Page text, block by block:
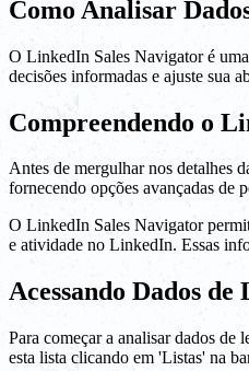
Como Analisar
O LinkedIn Sales Navigator é
decisões informadas e ajuste sua
Compreendendo o
Antes de mergulhar nos detalhes
fornecendo opções avançadas de
O LinkedIn Sales Navigator
e atividade no LinkedIn. Essas
Acessando Dados de
Para começar a analisar dados de
esta lista clicando em 'Listas' na